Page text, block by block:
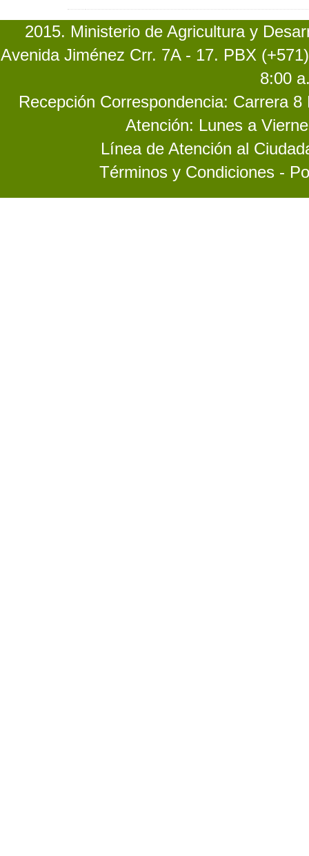
2015. Ministerio de Agricultura y
Avenida Jiménez Crr. 7A - 17. PBX
8:00
Recepción Correspondencia: Carrera
Atención: Lunes a
Línea de Atención al
Términos y Condiciones -